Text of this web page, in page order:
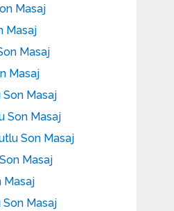
Masaj
Masaj
Masaj
Masaj
Son Masaj
Son Masaj
Son Masaj
Masaj
Masaj
Son Masaj